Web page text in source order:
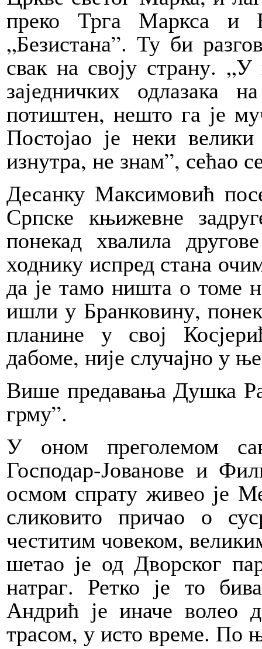
преко Трга Маркса и
„Безистана”. Ту би
свак на своју страну.
заједничких одлазака
потиштен, нешто га је
Постојао је неки
изнутра, не знам”, сећао
Десанку Максимовић
Српске књижевне
понекад хвалила
ходнику испред стана
да је тамо ништа о томе
ишли у Бранковину,
планине у свој
дабоме, није случајно у
Више предавања Душка
грму”.
У оном преголемом
Господар-Јованове и
осмом спрату живео је
сликовито причао о
честитим човеком,
шетао је од Дворског
натраг. Ретко је то
Андрић је иначе волео
трасом, у исто време. По